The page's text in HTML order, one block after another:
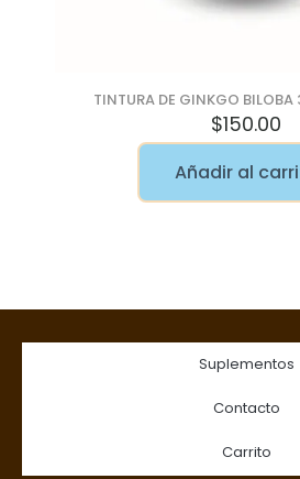
TINTURA DE GINKGO
$150.00
Añadir al
Suplementos
Contacto
Carrito